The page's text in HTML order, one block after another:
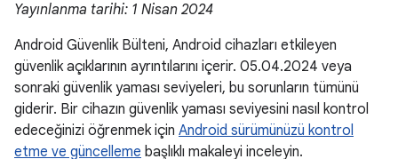
Yayınlanma tarihi: 1 Nisan 2024
Android Güvenlik Bülteni, Android cihazları etkileyen
güvenlik açıklarının ayrıntılarını içerir. 05.04.2024 veya
sonraki güvenlik yaması seviyeleri, bu sorunların tümünü
giderir. Bir cihazın güvenlik yaması seviyesini nasıl kontrol
edeceğinizi öğrenmek için Android sürümünüzü kontrol
etme ve güncelleme başlıklı makaleyi inceleyin.